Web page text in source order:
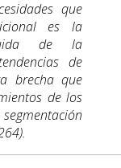
que
es la
de la
de
brecha que
de los